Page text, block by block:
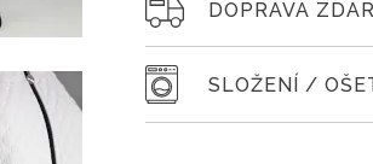
DOPRAVA
SLOŽENÍ /